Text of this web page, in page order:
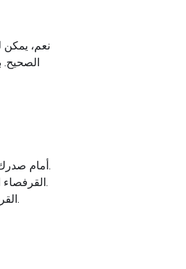
نعم، يمكن
الصحيح.
Kettlebell Cossack Squat: في هذا الاختلاف، يمكنك حمل Kettlebell أمام صدرك باستخدام كلتا يديك، مما يضيف وزنًا إضافيًا إلى حركة القرفصاء.
القرفصاء القوزاق بالدمبل: يتضمن هذا الإصدار حمل الدمبل في كل يد على جانبيك أو على مستوى الكتف، مما يوفر مقاومة إضافية أثناء القرفصاء.
القرفصاء القوزاق بالحديد: يتضمن هذا الاختلاف الحديد، الذي يتم تثبيته خلف رقبتك عبر كتفيك، مما يضيف وزنًا كبيرًا ويزيد من تحدي التمرين.